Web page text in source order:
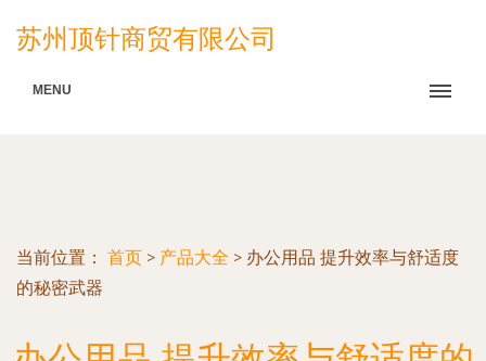
苏州顶针商贸有限公司
MENU
当前位置： 首页 > 产品大全 > 办公用品 提升效率与舒适度
的秘密武器